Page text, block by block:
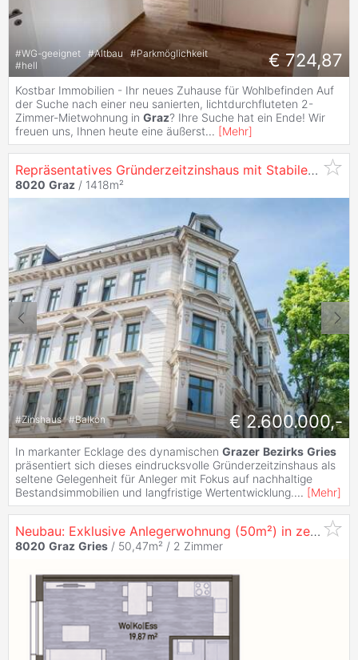
#WG-geeignet #Altbau #Parkmöglichkeit
#hell € 724,87
​​​​​​Kostbar Immobilien - Ihr neues Zuhause für Wohlbefinden Auf
der Suche nach einer neu sanierten, lichtdurchfluteten 2-
Zimmer-Mietwohnung in Graz? Ihre Suche hat ein Ende! Wir
freuen uns, Ihnen heute eine äußerst... [Mehr]
Repräsentatives Gründerzeitzinshaus mit Stabilem Ertrag in
8020 Graz / 1418m²
#Zinshaus #Balkon € 2.600.000,-
In markanter Ecklage des dynamischen Grazer Bezirks Gries
präsentiert sich dieses eindrucksvolle Gründerzeitzinshaus als
seltene Gelegenheit für Anleger mit Fokus auf nachhaltige
Bestandsimmobilien und langfristige Wertentwicklung.... [Mehr]
Neubau: Exklusive Anlegerwohnung (50m²) in zentraler Lage in
8020 Graz Gries / 50,47m² / 2 Zimmer